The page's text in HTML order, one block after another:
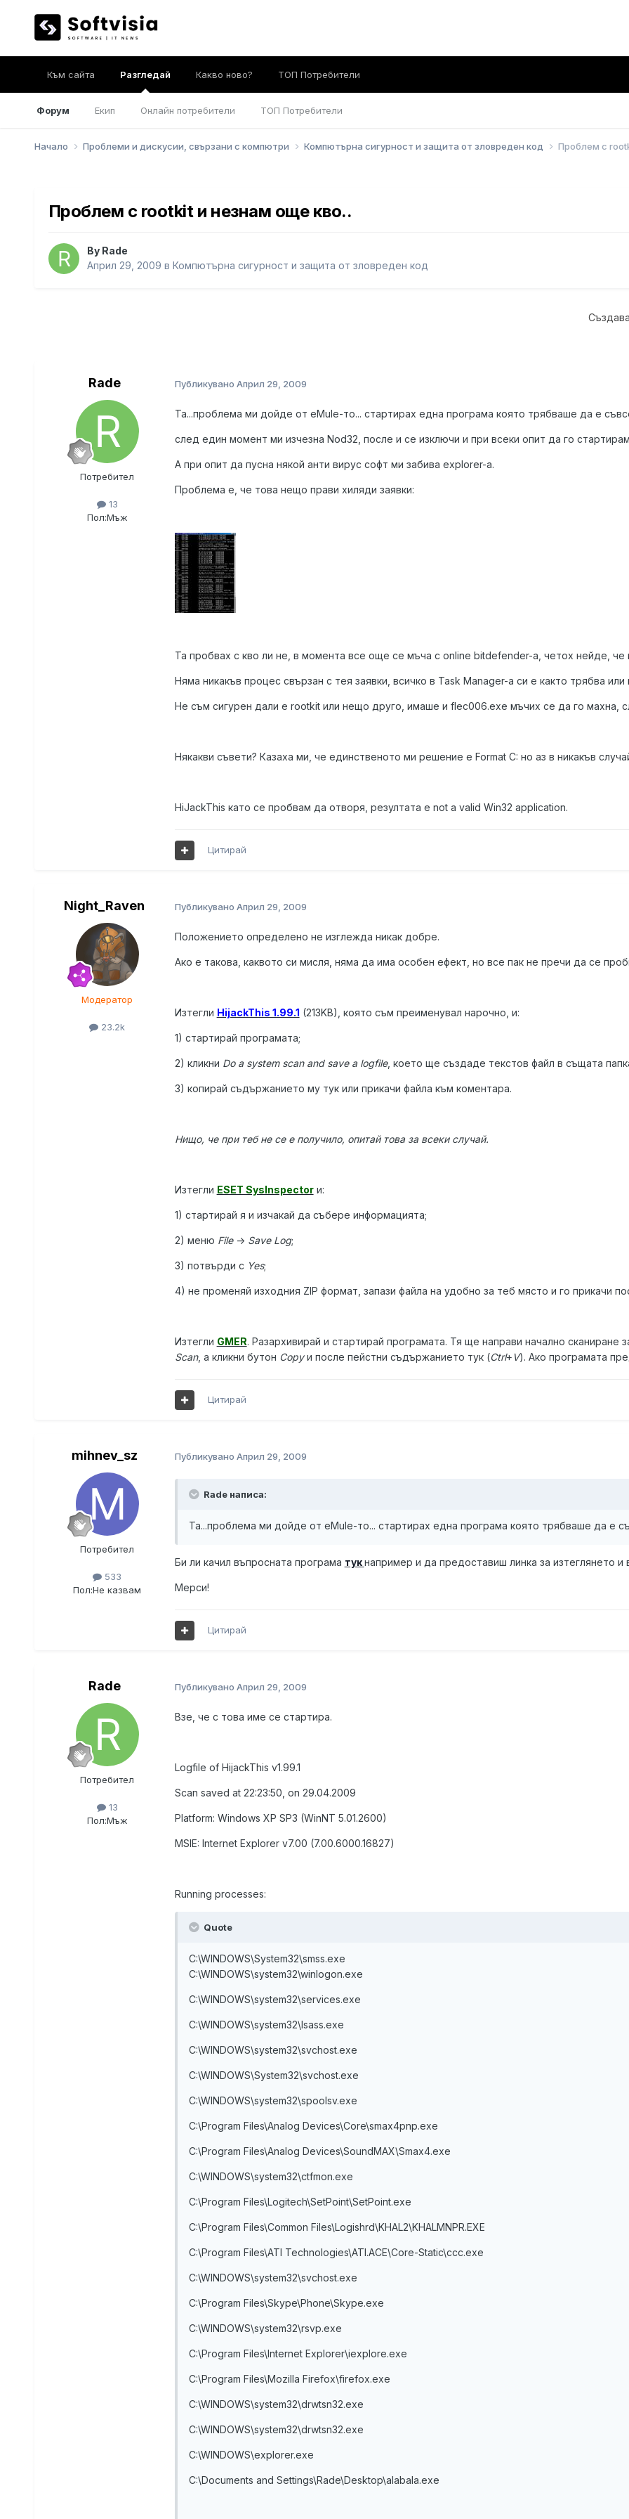
Към сайта Разгледай
Форум Екип Онлайн потребители ТОП Потребители
Какво ново? ТОП Потребители
Начало Проблеми и дискусии, свързани с компютри Компютърна сигурност и защита от зловреден код Проблем с
Проблем с rootkit и незнам още кво..
By Rade
Април 29, 2009 в Компютърна сигурност и защита от зловреден код
Rade
Потребител
13
Пол:Мъж
Публикувано Април 29, 2009
Та...проблема ми дойде от eMule-то... стартирах една програма която трябваше да е
след един момент ми изчезна Nod32, после и се изключи и при всеки опит да го
А при опит да пусна някой анти вирус софт ми забива explorer-а.
Проблема е, че това нещо прави хиляди заявки:
Та пробвах с кво ли не, в момента все още се мъча с online bitdefender-a, четох нейде,
Няма никакъв процес свързан с тея заявки, всичко в Task Manager-a си е както трябва
Не съм сигурен дали е rootkit или нещо друго, имаше и flec006.exe мъчих се да го махна,
Някакви съвети? Казаха ми, че единственото ми решение е Format C: но аз в никакъв
HiJackThis като се пробвам да отворя, резултата е not a valid Win32 application.
Цитирай
Night_Raven
Модератор
23.2k
Публикувано Април 29, 2009
Положението определено не изглежда никак добре.
Ако е такова, каквото си мисля, няма да има особен ефект, но все пак не пречи да се
Изтегли HijackThis 1.99.1 (213KB), която съм преименувал нарочно, и:
1) стартирай програмата;
2) кликни Do a system scan and save a logfile, което ще създаде текстов файл в същата
3) копирай съдържанието му тук или прикачи файла към коментара.
Нищо, че при теб не се е получило, опитай това за всеки случай.
Изтегли ESET SysInspectorи:
1) стартирай я и изчакай да събере информацията;
2) меню File-> Save Log;
3) потвърди с Yes;
4) не променяй изходния ZIP формат, запази файла на удобно за теб място и го прикачи
Изтегли GMER. Разархивирай и стартирай програмата. Тя ще направи начално сканиране
Scan, а кликни бутон Copyи после пейстни съдържанието тук (Ctrl+ V). Ако програмата
Цитирай
mihnev_sz
Потребител
533
Пол:Не казвам
Публикувано Април 29, 2009
Rade написа:
Та...проблема ми дойде от eMule-то... стартирах една програма която трябваше да е
Би ли качил въпросната програма тукнапример и да предоставиш линка за изтеглянето и
Мерси!
Цитирай
Rade
Потребител
13
Пол:Мъж
Публикувано Април 29, 2009
Взе, че с това име се стартира.
Logfile of HijackThis v1.99.1
Scan saved at 22:23:50, on 29.04.2009
Platform: Windows XP SP3 (WinNT 5.01.2600)
MSIE: Internet Explorer v7.00 (7.00.6000.16827)
Running processes:
Quote
C:\WINDOWS\System32\smss.exe
C:\WINDOWS\system32\winlogon.exe
C:\WINDOWS\system32\services.exe
C:\WINDOWS\system32\lsass.exe
C:\WINDOWS\system32\svchost.exe
C:\WINDOWS\System32\svchost.exe
C:\WINDOWS\system32\spoolsv.exe
C:\Program Files\Analog Devices\Core\smax4pnp.exe
C:\Program Files\Analog Devices\SoundMAX\Smax4.exe
C:\WINDOWS\system32\ctfmon.exe
C:\Program Files\Logitech\SetPoint\SetPoint.exe
C:\Program Files\Common Files\Logishrd\KHAL2\KHALMNPR.EXE
C:\Program Files\ATI Technologies\ATI.ACE\Core-Static\ccc.exe
C:\WINDOWS\system32\svchost.exe
C:\Program Files\Skype\Phone\Skype.exe
C:\WINDOWS\system32\rsvp.exe
C:\Program Files\Internet Explorer\iexplore.exe
C:\Program Files\Mozilla Firefox\firefox.exe
C:\WINDOWS\system32\drwtsn32.exe
C:\WINDOWS\system32\drwtsn32.exe
C:\WINDOWS\explorer.exe
C:\Documents and Settings\Rade\Desktop\alabala.exe